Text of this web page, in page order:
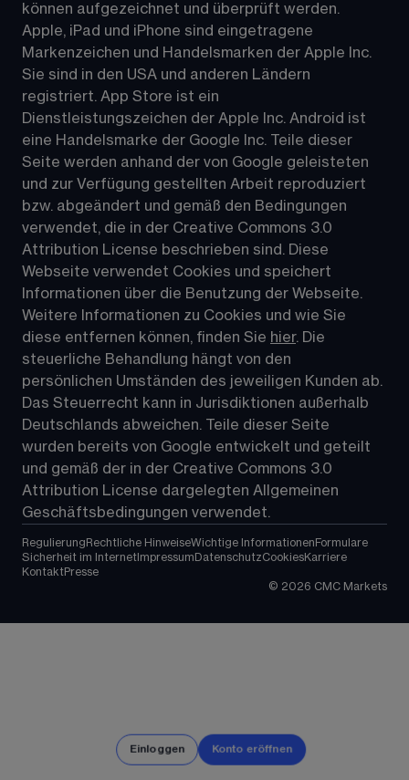
Einloggen Konto eröffnen
können aufgezeichnet und überprüft werden.
Apple, iPad und iPhone sind eingetragene
Markenzeichen und Handelsmarken der Apple Inc.
Sie sind in den USA und anderen Ländern
registriert. App Store ist ein
Dienstleistungszeichen der Apple Inc. Android ist
eine Handelsmarke der Google Inc. Teile dieser
Seite werden anhand der von Google geleisteten
und zur Verfügung gestellten Arbeit reproduziert
bzw. abgeändert und gemäß den Bedingungen
verwendet, die in der Creative Commons 3.0
Attribution License beschrieben sind. Diese
Webseite verwendet Cookies und speichert
Informationen über die Benutzung der Webseite.
Weitere Informationen zu Cookies und wie Sie
diese entfernen können, finden Sie hier. Die
steuerliche Behandlung hängt von den
persönlichen Umständen des jeweiligen Kunden ab.
Das Steuerrecht kann in Jurisdiktionen außerhalb
Deutschlands abweichen. Teile dieser Seite
wurden bereits von Google entwickelt und geteilt
und gemäß der in der Creative Commons 3.0
Attribution License dargelegten Allgemeinen
Geschäftsbedingungen verwendet.
Regulierung Rechtliche HinweiseWichtige Informationen Formulare
Sicherheit im Internet Impressum DatenschutzCookiesKarriere
KontaktPresse
© 2026 CMC Markets